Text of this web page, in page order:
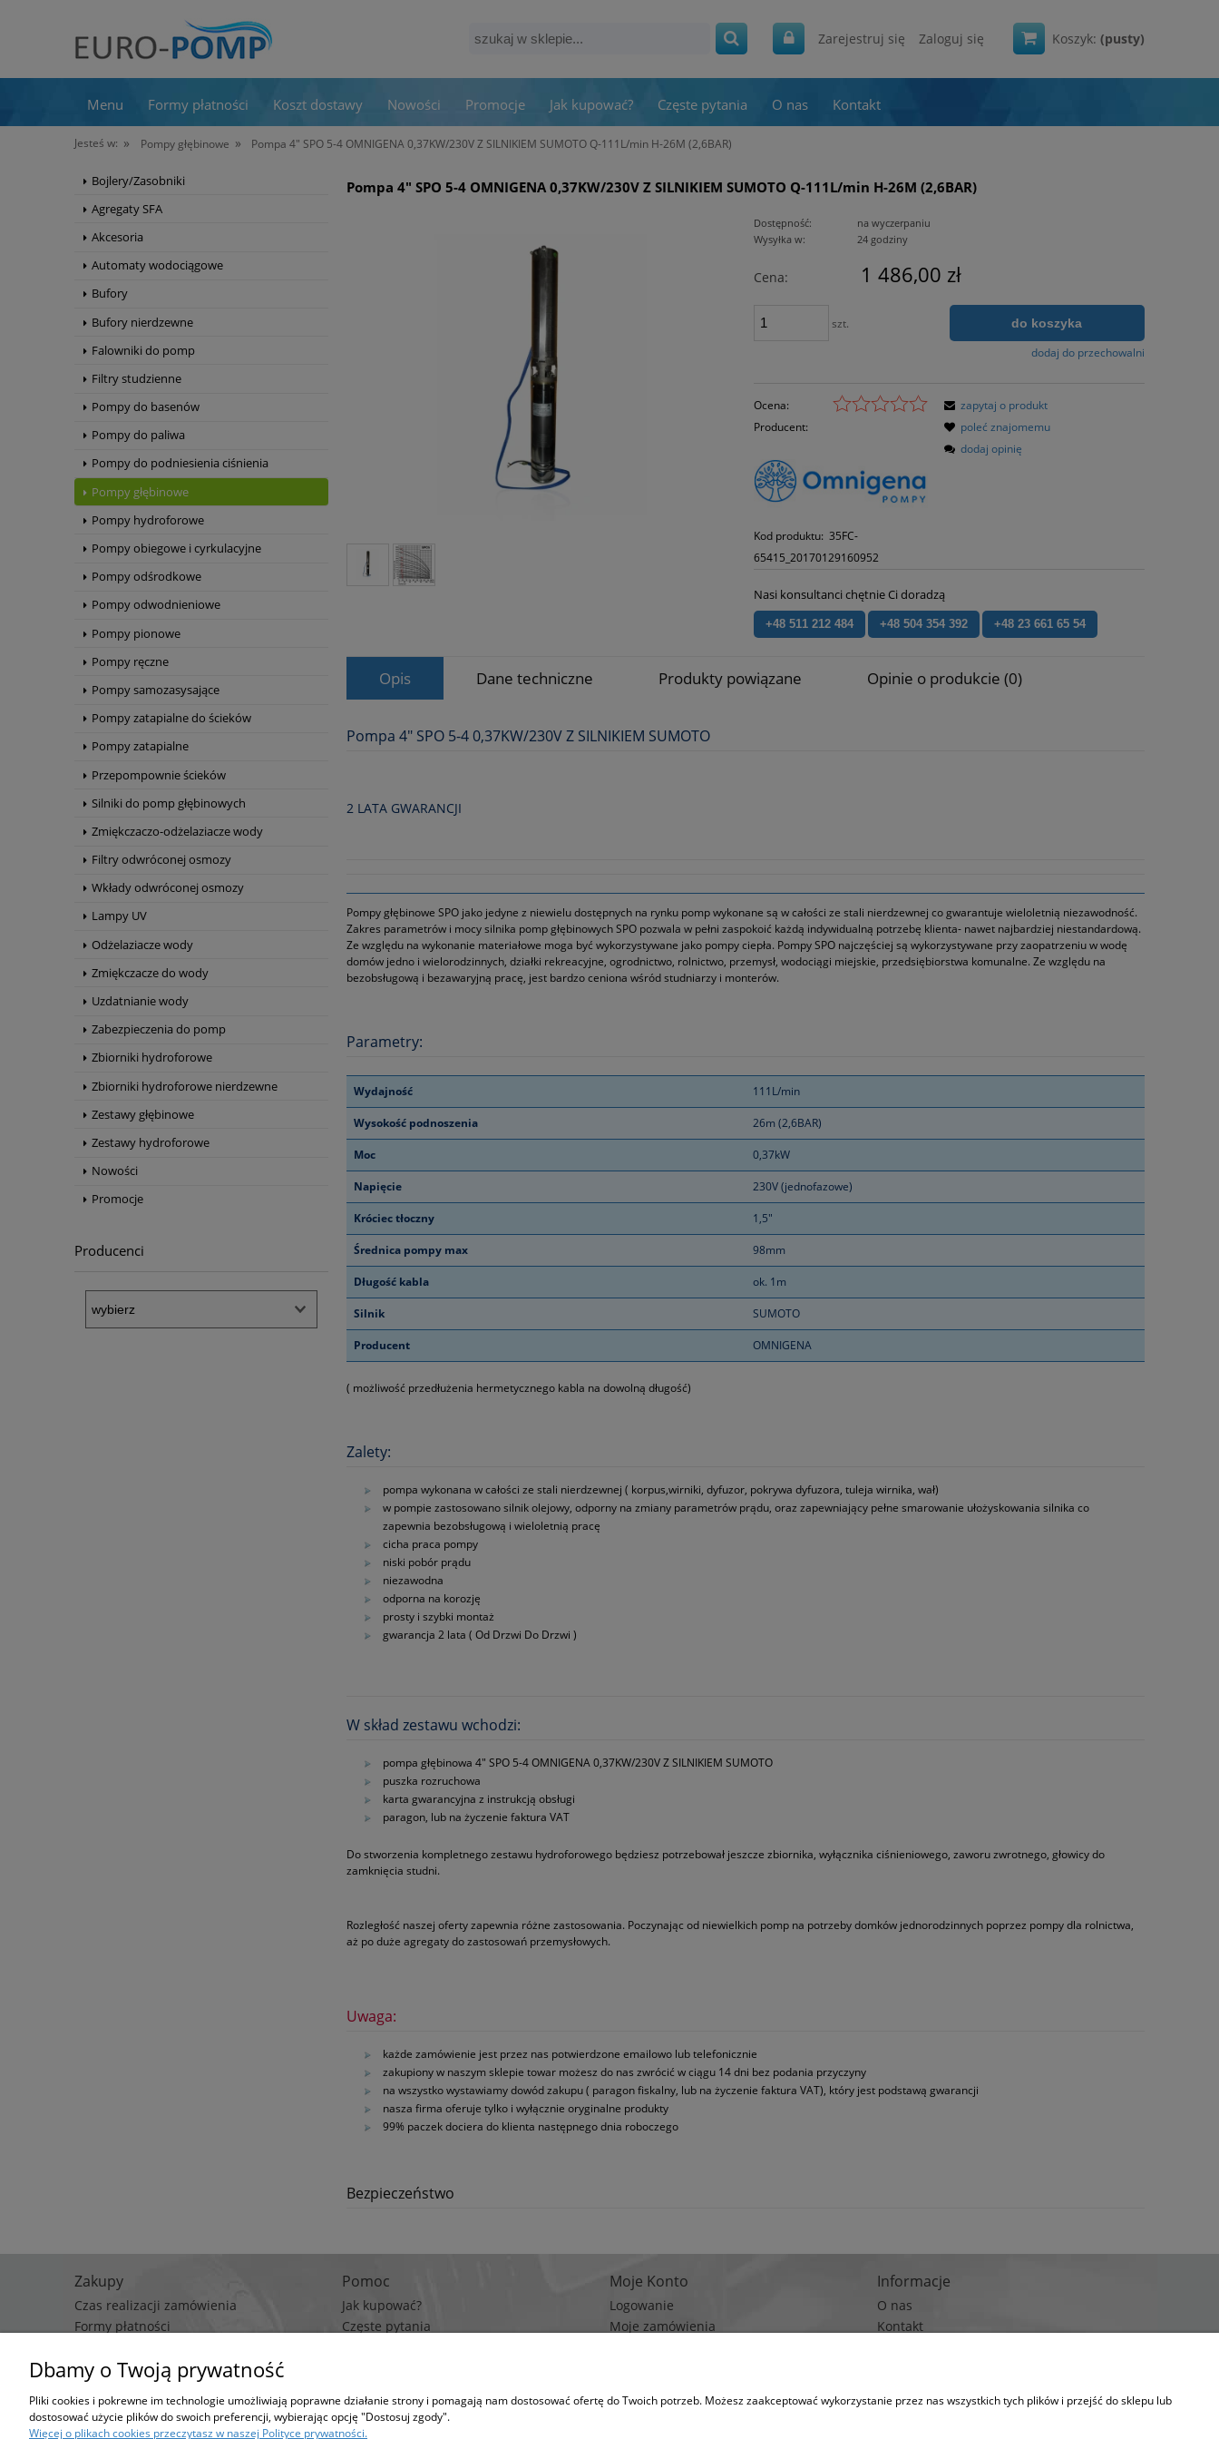
Koszyk: (pusty)
Zarejestruj się Zaloguj się
Menu Formy płatności Koszt dostawy Nowości Promocje Jak kupować? Częste pytania O nas Kontakt
Jesteś w: » Pompy głębinowe » Pompa 4" SPO 5-4 OMNIGENA 0,37KW/230V Z SILNIKIEM SUMOTO Q-111L/min H-26M (2,6BAR)
Bojlery/Zasobniki
Agregaty SFA
Akcesoria
Automaty wodociągowe
Bufory
Bufory nierdzewne
Falowniki do pomp
Filtry studzienne
Pompy do basenów
Pompy do paliwa
Pompy do podniesienia ciśnienia
Pompy głębinowe
Pompy hydroforowe
Pompy obiegowe i cyrkulacyjne
Pompy odśrodkowe
Pompy odwodnieniowe
Pompy pionowe
Pompy ręczne
Pompy samozasysające
Pompy zatapialne do ścieków
Pompy zatapialne
Przepompownie ścieków
Silniki do pomp głębinowych
Zmiękczaczo-odżelaziacze wody
Filtry odwróconej osmozy
Wkłady odwróconej osmozy
Lampy UV
Odżelaziacze wody
Zmiękczacze do wody
Uzdatnianie wody
Zabezpieczenia do pomp
Zbiorniki hydroforowe
Zbiorniki hydroforowe nierdzewne
Zestawy głębinowe
Zestawy hydroforowe
Nowości
Promocje
Producenci
Pompa 4" SPO 5-4 OMNIGENA 0,37KW/230V Z SILNIKIEM SUMOTO Q-111L/min H-26M (2,6BAR)
Dostępność:
na wyczerpaniu
Wysyłka w:
24 godziny
Cena: 1 486,00 zł
szt. do koszyka
dodaj do przechowalni
Ocena:
Producent:
Kod produktu: 35FC-
65415_20170129160952
zapytaj o produkt
poleć znajomemu
dodaj opinię
Nasi konsultanci chętnie Ci doradzą
+48 511 212 484 +48 504 354 392 +48 23 661 65 54
Opis Dane techniczne Produkty powiązane Opinie o produkcie (0)
Pompa 4" SPO 5-4 0,37KW/230V Z SILNIKIEM SUMOTO
2 LATA GWARANCJI
Pompy głębinowe SPO jako jedyne z niewielu dostępnych na rynku pomp wykonane są w całości ze stali nierdzewnej co gwarantuje wieloletnią niezawodność.
Zakres parametrów i mocy silnika pomp głębinowych SPO pozwala w pełni zaspokoić każdą indywidualną potrzebę klienta- nawet najbardziej niestandardową.
Ze względu na wykonanie materiałowe moga być wykorzystywane jako pompy ciepła. Pompy SPO najczęściej są wykorzystywane przy zaopatrzeniu w wodę
domów jedno i wielorodzinnych, działki rekreacyjne, ogrodnictwo, rolnictwo, przemysł, wodociągi miejskie, przedsiębiorstwa komunalne. Ze względu na
bezobsługową i bezawaryjną pracę, jest bardzo ceniona wśród studniarzy i monterów.
Parametry:
Wydajność 111L/min
Wysokość podnoszenia 26m (2,6BAR)
Moc 0,37kW
Napięcie 230V (jednofazowe)
Króciec tłoczny 1,5"
Średnica pompy max 98mm
Długość kabla ok. 1m
Silnik SUMOTO
Producent OMNIGENA
( możliwość przedłużenia hermetycznego kabla na dowolną długość)
Zalety:
pompa wykonana w całości ze stali nierdzewnej ( korpus,wirniki, dyfuzor, pokrywa dyfuzora, tuleja wirnika, wał)
w pompie zastosowano silnik olejowy, odporny na zmiany parametrów prądu, oraz zapewniający pełne smarowanie ułożyskowania silnika co
zapewnia bezobsługową i wieloletnią pracę
cicha praca pompy
niski pobór prądu
niezawodna
odporna na korozję
prosty i szybki montaż
gwarancja 2 lata ( Od Drzwi Do Drzwi )
W skład zestawu wchodzi:
pompa głębinowa 4" SPO 5-4 OMNIGENA 0,37KW/230V Z SILNIKIEM SUMOTO
puszka rozruchowa
karta gwarancyjna z instrukcją obsługi
paragon, lub na życzenie faktura VAT
Do stworzenia kompletnego zestawu hydroforowego będziesz potrzebował jeszcze zbiornika, wyłącznika ciśnieniowego, zaworu zwrotnego, głowicy do
zamknięcia studni.
Rozległość naszej oferty zapewnia różne zastosowania. Poczynając od niewielkich pomp na potrzeby domków jednorodzinnych poprzez pompy dla rolnictwa,
aż po duże agregaty do zastosowań przemysłowych.
Uwaga:
każde zamówienie jest przez nas potwierdzone emailowo lub telefonicznie
zakupiony w naszym sklepie towar możesz do nas zwrócić w ciągu 14 dni bez podania przyczyny
na wszystko wystawiamy dowód zakupu ( paragon fiskalny, lub na życzenie faktura VAT), który jest podstawą gwarancji
nasza firma oferuje tylko i wyłącznie oryginalne produkty
99% paczek dociera do klienta następnego dnia roboczego
Bezpieczeństwo
Zakupy
Czas realizacji zamówienia
Formy płatności
Pomoc
Jak kupować?
Częste pytania
Moje Konto
Logowanie
Moje zamówienia
Informacje
O nas
Kontakt
Strona korzysta z plików cookies w celu realizacji usług i zgodnie z Polityką Plików Cookies.
Możesz określić warunki przechowywania lub dostępu do plików cookies w Twojej przeglądarce. (polityka prywatności)
Dbamy o Twoją prywatność
Pliki cookies i pokrewne im technologie umożliwiają poprawne działanie strony i pomagają nam dostosować ofertę do Twoich potrzeb. Możesz zaakceptować wykorzystanie przez nas wszystkich tych plików i przejść do sklepu lub
dostosować użycie plików do swoich preferencji, wybierając opcję "Dostosuj zgody".
Więcej o plikach cookies przeczytasz w naszej Polityce prywatności.